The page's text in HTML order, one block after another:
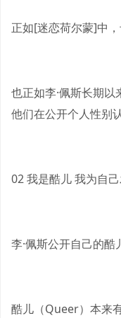
正如[迷恋荷尔蒙]中
也正如李·佩斯长期以
他们在公开个人性别
02 我是酷儿 我为自
李·佩斯公开自己的酷
酷儿（Queer）本来